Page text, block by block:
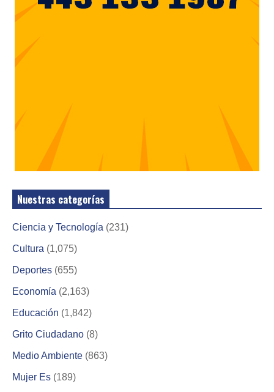
Nuestras categorías
Ciencia y Tecnología (231)
Cultura (1,075)
Deportes (655)
Economía (2,163)
Educación (1,842)
Grito Ciudadano (8)
Medio Ambiente (863)
Mujer Es (189)